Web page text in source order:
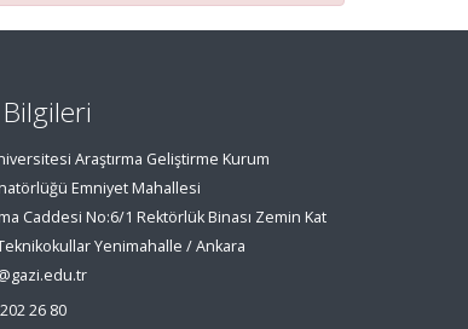
Araştırma Geliştirme Kurum
Emniyet Mahallesi
Caddesi No:6/1 Rektörlük Binası Zemin Kat
Yenimahalle / Ankara
26 80